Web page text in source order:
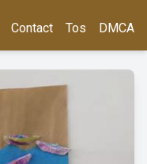
Contact Tos DMCA